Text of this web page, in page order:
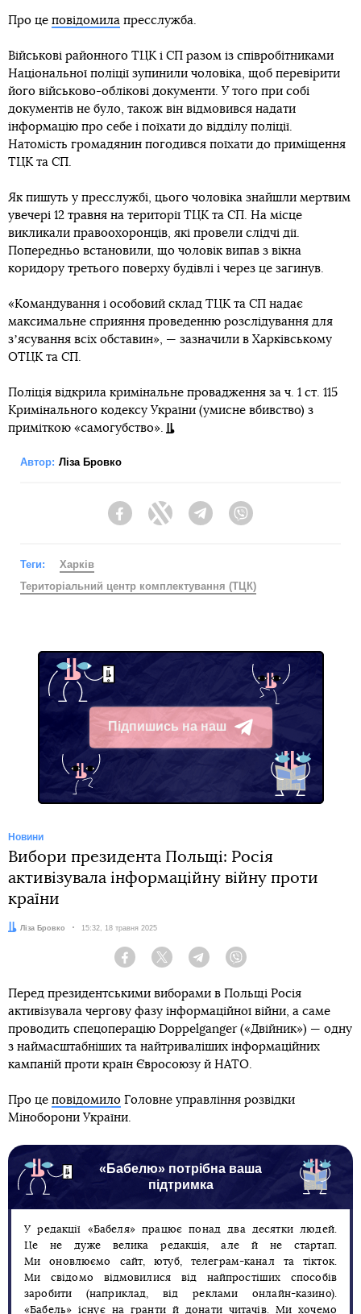
Про це повідомила пресслужба.
Військові районного ТЦК і СП разом із співробітниками
Національної поліції зупинили чоловіка, щоб перевірити
його військово-облікові документи. У того при собі
документів не було, також він відмовився надати
інформацію про себе і поїхати до відділу поліції.
Натомість громадянин погодився поїхати до приміщення
ТЦК та СП.
Як пишуть у пресслужбі, цього чоловіка знайшли мертвим
увечері 12 травня на території ТЦК та СП. На місце
викликали правоохоронців, які провели слідчі дії.
Попередньо встановили, що чоловік випав з вікна
коридору третього поверху будівлі і через це загинув.
«Командування і особовий склад ТЦК та СП надає
максимальне сприяння проведенню розслідування для
зʼясування всіх обставин», — зазначили в Харківському
ОТЦК та СП.
Поліція відкрила кримінальне провадження за ч. 1 ст. 115
Кримінального кодексу України (умисне вбивство) з
приміткою «самогубство».
Автор: Ліза Бровко
FacebookTwitter Telegram
Теги:
Харків
Територіальний центр комплектування (ТЦК)
Підпишись на наш
Telegram
Новини
Вибори президента Польщі: Росія
активізувала інформаційну війну проти
країни
Автор:
Ліза Бровко Дата:
15:32, 18 травня 2025
Facebook Twitter Telegram
Перед президентськими виборами в Польщі Росія
активізувала чергову фазу інформаційної війни, а саме
проводить спецоперацію Doppelganger («Двійник») — одну
з наймасштабніших та найтриваліших інформаційних
кампаній проти країн Євросоюзу й НАТО.
Про це повідомило Головне управління розвідки
Міноборони України.
«Бабелю» потрібна ваша
підтримка
У редакції «Бабеля» працює понад два десятки людей.
Це не дуже велика редакція, але й не стартап.
Ми оновлюємо сайт, ютуб, телеграм-канал та тікток.
Ми свідомо відмовилися від найпростіших способів
заробити (наприклад, від реклами онлайн-казино).
«Бабель» існує на гранти й донати читачів. Ми хочемо